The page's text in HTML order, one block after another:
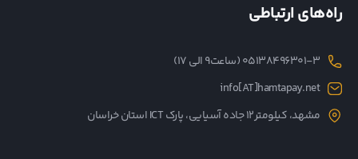
راه‌های ارتباطی
05138496301-3 (ساعت۹ الی ۱۷)
info[AT]hamtapay.net
مشهد، کیلومتر12 جاده آسیایی، پارک ICT استان خراسان